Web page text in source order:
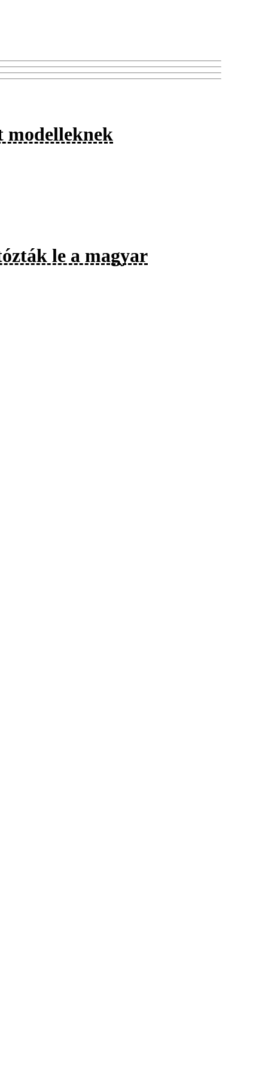
modelleknek
le a magyar